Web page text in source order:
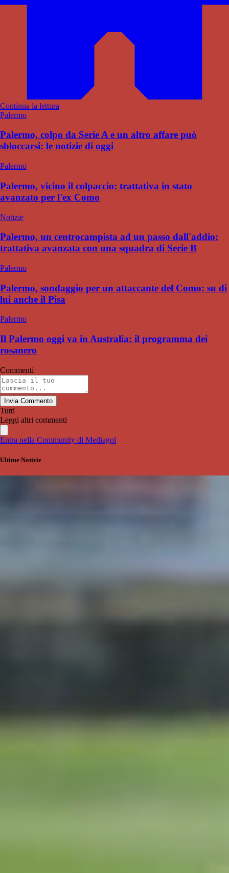
Continua la lettura
Palermo
Palermo, colpo da Serie A e un altro affare può
sbloccarsi: le notizie di oggi
Palermo
Palermo, vicino il colpaccio: trattativa in stato
avanzato per l'ex Como
Notizie
Palermo, un centrocampista ad un passo dall'addio:
trattativa avanzata con una squadra di Serie B
Palermo
Palermo, sondaggio per un attaccante del Como: su di
lui anche il Pisa
Palermo
Il Palermo oggi va in Australia: il programma dei
rosanero
Commenti
Invia Commento
Tutti
Leggi altri commenti
Entra nella Community di Mediagol
Ultime Notizie